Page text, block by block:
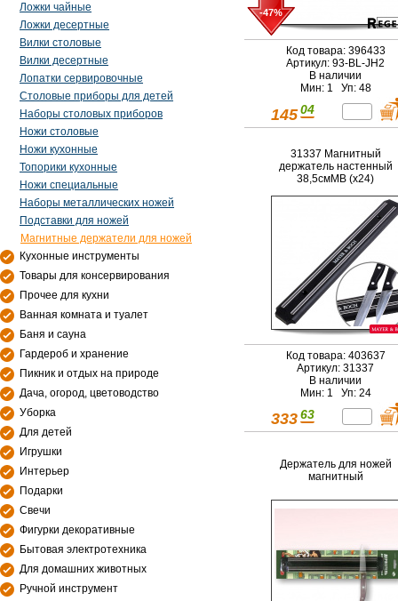
Ложки чайные
Ложки десертные
Вилки столовые
Вилки десертные
Лопатки сервировочные
Столовые приборы для детей
Наборы столовых приборов
Ножи столовые
Ножи кухонные
Топорики кухонные
Ножи специальные
Наборы металлических ножей
Подставки для ножей
Магнитные держатели для ножей
Кухонные инструменты
Товары для консервирования
Прочее для кухни
Ванная комната и туалет
Баня и сауна
Гардероб и хранение
Пикник и отдых на природе
Дача, огород, цветоводство
Уборка
Для детей
Игрушки
Интерьер
Подарки
Свечи
Фигурки декоративные
Бытовая электротехника
Для домашних животных
Ручной инструмент
-47%
Код товара: 396433
Артикул: 93-BL-JH2
В наличии
Мин: 1 Уп: 48
145 04
31337 Магнитный
держатель настенный
38,5смMB (х24)
Код товара: 403637
Артикул: 31337
В наличии
Мин: 1 Уп: 24
333 63
Держатель для ножей
магнитный